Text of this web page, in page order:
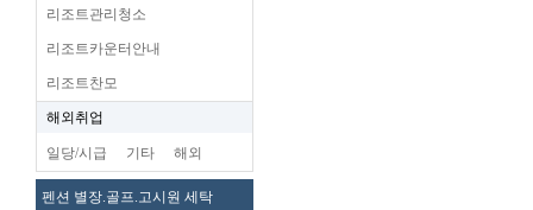
리조트관리청소
리조트카운터안내
리조트찬모
해외취업
일당/시급 기타 해외
펜션 별장.골프.고시원 세탁